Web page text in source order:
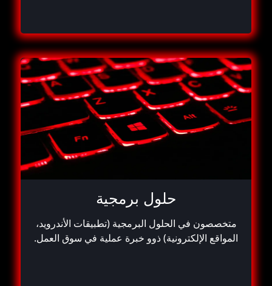
حلول برمجية
متخصصون في الحلول البرمجية (تطبيقات الأندرويد،
المواقع الإلكترونية) ذوو خبرة عملية في سوق العمل.